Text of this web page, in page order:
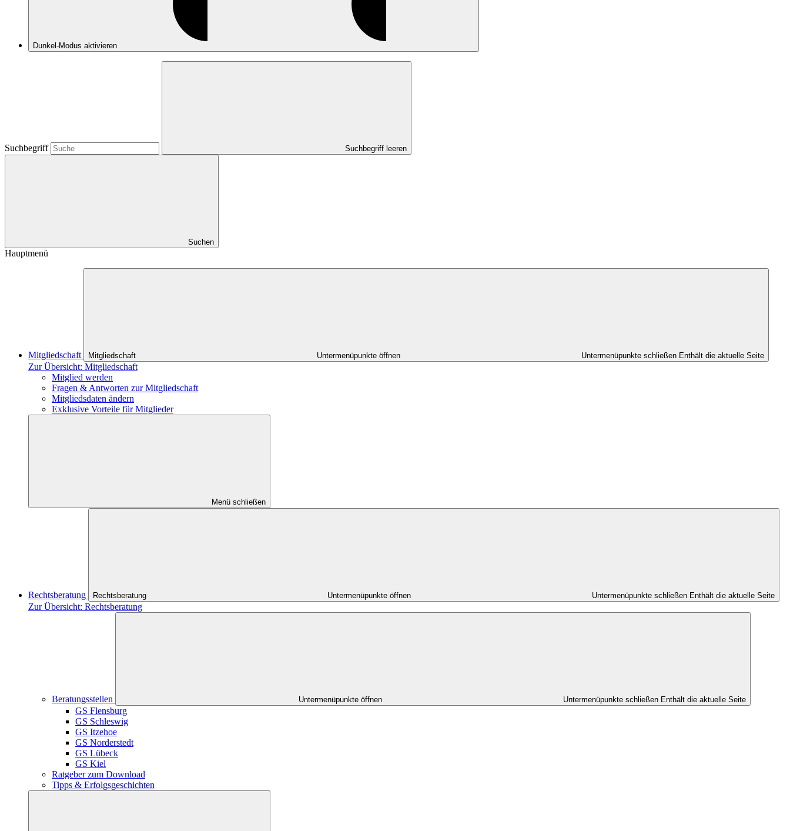
Dunkel-Modus aktivieren
Suchbegriff Suchbegriff leeren
Suchen
Hauptmenü
Mitgliedschaft Mitgliedschaft Untermenüpunkte öffnen Untermenüpunkte schließen Enthält die aktuelle Seite
Zur Übersicht: Mitgliedschaft
Mitglied werden
Fragen & Antworten zur Mitgliedschaft
Mitgliedsdaten ändern
Exklusive Vorteile für Mitglieder
Menü schließen
Rechtsberatung Rechtsberatung Untermenüpunkte öffnen Untermenüpunkte schließen Enthält die aktuelle Seite
Zur Übersicht: Rechtsberatung
Beratungsstellen Untermenüpunkte öffnen Untermenüpunkte schließen Enthält die aktuelle Seite
GS Flensburg
GS Schleswig
GS Itzehoe
GS Norderstedt
GS Lübeck
GS Kiel
Ratgeber zum Download
Tipps & Erfolgsgeschichten